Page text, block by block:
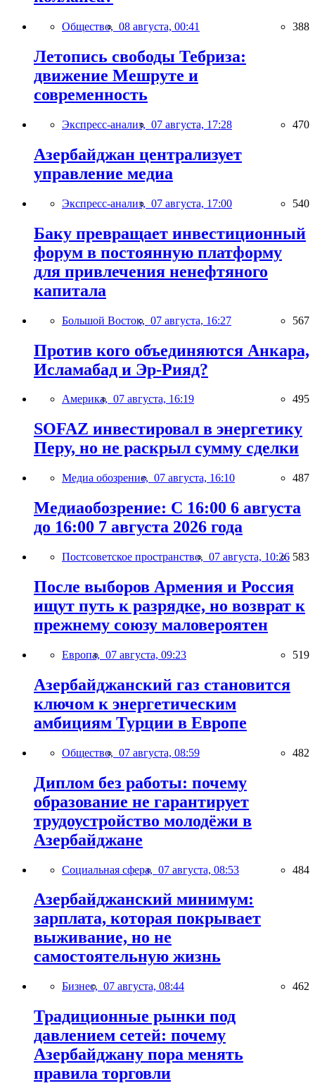
Общество, 08 августа, 00:41 388
Летопись свободы Тебриза:
движение Мешруте и
современность
Экспресс-анализ, 07 августа, 17:28 470
Азербайджан централизует
управление медиа
Экспресс-анализ, 07 августа, 17:00 540
Баку превращает инвестиционный
форум в постоянную платформу
для привлечения ненефтяного
капитала
Большой Восток, 07 августа, 16:27 567
Против кого объединяются Анкара,
Исламабад и Эр-Рияд?
Америка, 07 августа, 16:19 495
SOFAZ инвестировал в энергетику
Перу, но не раскрыл сумму сделки
Медиа обозрение, 07 августа, 16:10 487
Медиаобозрение: С 16:00 6 августа
до 16:00 7 августа 2026 года
Постсоветское пространство, 07 августа, 10:26 583
После выборов Армения и Россия
ищут путь к разрядке, но возврат к
прежнему союзу маловероятен
Европа, 07 августа, 09:23 519
Азербайджанский газ становится
ключом к энергетическим
амбициям Турции в Европе
Общество, 07 августа, 08:59 482
Диплом без работы: почему
образование не гарантирует
трудоустройство молодёжи в
Азербайджане
Социальная сфера, 07 августа, 08:53 484
Азербайджанский минимум:
зарплата, которая покрывает
выживание, но не
самостоятельную жизнь
Бизнес, 07 августа, 08:44 462
Традиционные рынки под
давлением сетей: почему
Азербайджану пора менять
правила торговли